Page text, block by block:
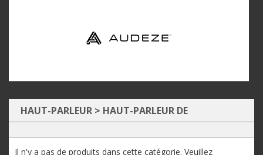
HAUT-PARLEUR > HAUT-PARLEUR DE
CONFÉRENCE BLUETOOTH
Il n'y a pas de produits dans cette catégorie. Veuillez